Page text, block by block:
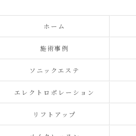
ホーム
施術事例
ソニックエステ
エレクトロポレーション
リフトアップ